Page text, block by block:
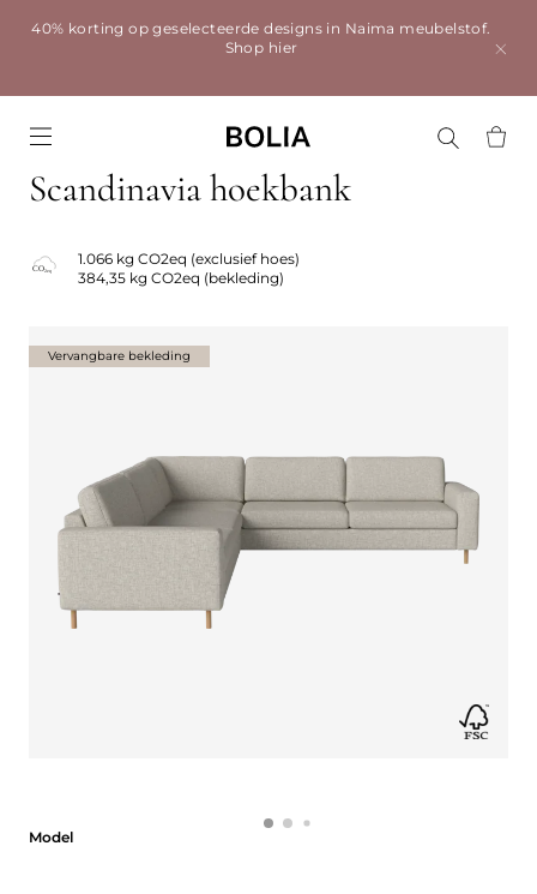
40% korting op geselecteerde designs in Naima meubelstof.
Shop hier
Scandinavia hoekbank
1.066 kg CO2eq (exclusief hoes)
384,35 kg CO2eq (bekleding)
Model
Vervangbare bekleding